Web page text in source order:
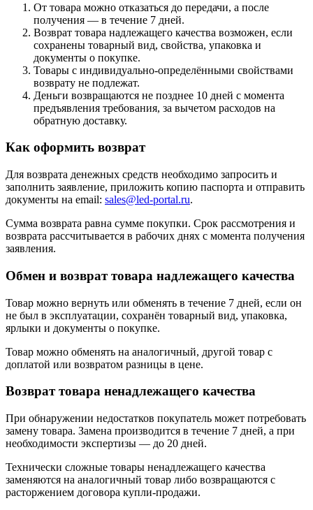
От товара можно отказаться до передачи, а после
получения — в течение 7 дней.
Возврат товара надлежащего качества возможен, если
сохранены товарный вид, свойства, упаковка и
документы о покупке.
Товары с индивидуально-определёнными свойствами
возврату не подлежат.
Деньги возвращаются не позднее 10 дней с момента
предъявления требования, за вычетом расходов на
обратную доставку.
Как оформить возврат
Для возврата денежных средств необходимо запросить и
заполнить заявление, приложить копию паспорта и отправить
документы на email: sales@led-portal.ru.
Сумма возврата равна сумме покупки. Срок рассмотрения и
возврата рассчитывается в рабочих днях с момента получения
заявления.
Обмен и возврат товара надлежащего качества
Товар можно вернуть или обменять в течение 7 дней, если он
не был в эксплуатации, сохранён товарный вид, упаковка,
ярлыки и документы о покупке.
Товар можно обменять на аналогичный, другой товар с
доплатой или возвратом разницы в цене.
Возврат товара ненадлежащего качества
При обнаружении недостатков покупатель может потребовать
замену товара. Замена производится в течение 7 дней, а при
необходимости экспертизы — до 20 дней.
Технически сложные товары ненадлежащего качества
заменяются на аналогичный товар либо возвращаются с
расторжением договора купли-продажи.